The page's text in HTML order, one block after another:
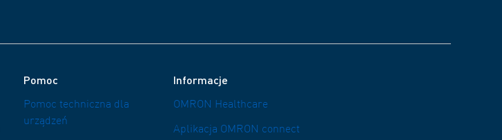
Pomoc
Pomoc techniczna dla
urządzeń
Informacje
OMRON Healthcare
Aplikacja OMRON connect